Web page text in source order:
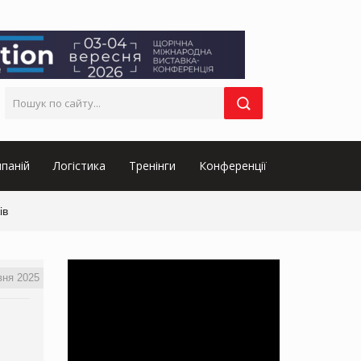
Логістика Тренінги Конференції
2025